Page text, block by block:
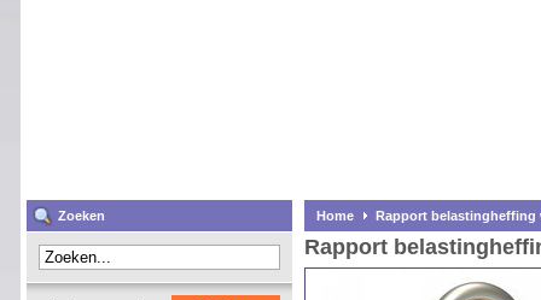
Zoeken Home Rapport belastingheffing
Rapport